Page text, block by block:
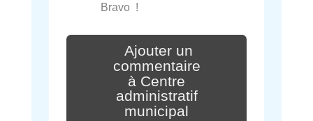
Bravo !
Ajouter un
commentaire
à Centre
administratif
municipal